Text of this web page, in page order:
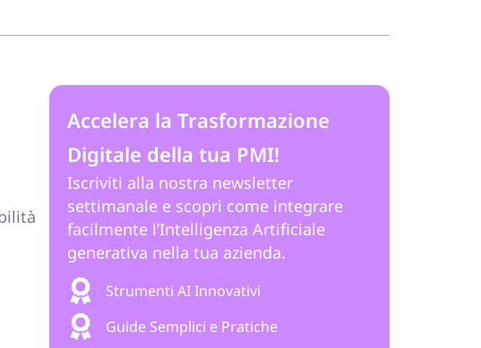
Accelera la Trasformazione
Digitale della tua PMI!
Iscriviti alla nostra newsletter
settimanale e scopri come integrare
facilmente l’Intelligenza Artificiale
generativa nella tua azienda.
Strumenti AI Innovativi
Guide Semplici e Pratiche